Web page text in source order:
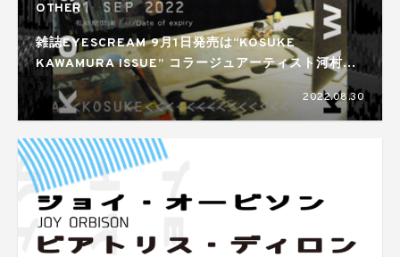
OTHER
雑誌EYESCREAM 9月1日発売は“KOSUKE
KAWAMURA ISSUE” コラージュアーティスト河村康
輔を徹底的に解剖
2022.08.30